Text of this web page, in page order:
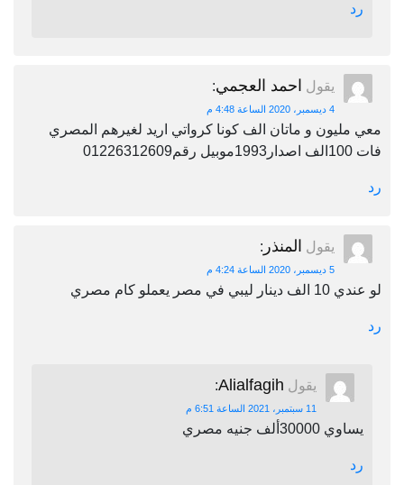
رد
يقول احمد العجمي:
4 ديسمبر، 2020 الساعة 4:48 م
معي مليون و ماتان الف كونا كرواتي اريد لغيرهم المصري
فات 100الف اصدار1993موبيل رقم01226312609
رد
يقول المنذر :
5 ديسمبر، 2020 الساعة 4:24 م
لو عندي 10 الف دينار ليبي في مصر يعملو كام مصري
رد
يقول Alialfagih
:
11 سبتمبر، 2021 الساعة 6:51 م
يساوي 30000ألف جنيه مصري
رد